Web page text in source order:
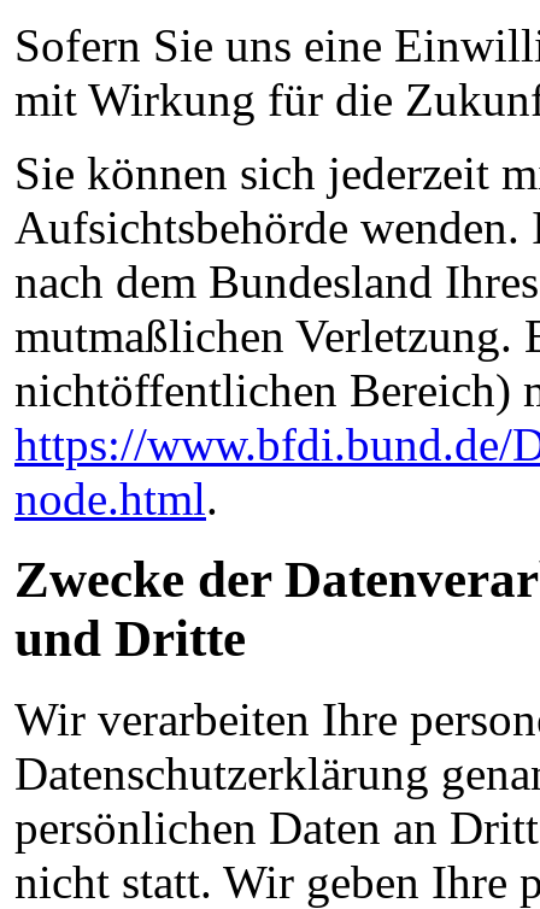
Sofern Sie uns eine
mit Wirkung für die
Sie können sich jederzeit
Aufsichtsbehörde
nach dem Bundesland
mutmaßlichen Verletzung.
nichtöffentlichen Bereich)
https://www.bfdi.bund.de/
node.html.
Zwecke der
und Dritte
Wir verarbeiten Ihre
Datenschutzerklärung
persönlichen Daten an
nicht statt. Wir geben Ihre